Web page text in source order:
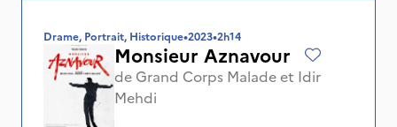
Drame, Portrait, Historique•2023•2h14
Monsieur Aznavour
de Grand Corps Malade et Idir
Mehdi